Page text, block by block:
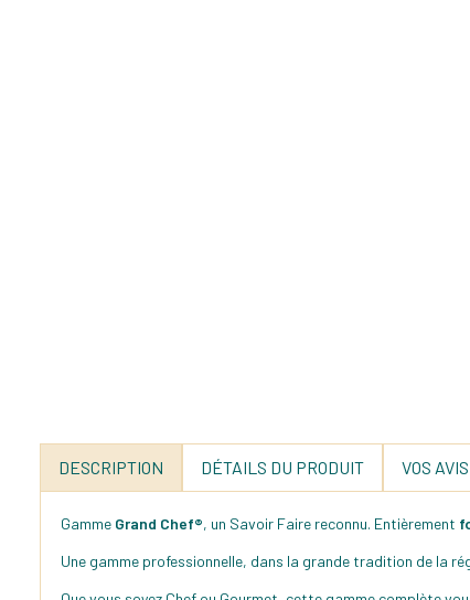
DESCRIPTION DÉTAILS DU PRODUIT VOS AVIS
Gamme Grand Chef®, un Savoir Faire reconnu. Entièrement
Une gamme professionnelle, dans la grande tradition de la